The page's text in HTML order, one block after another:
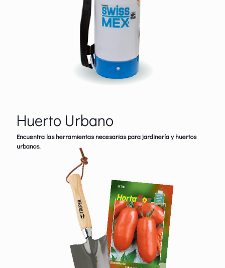
Huerto Urbano
Encuentra las herramientas necesarias para jardinería y huertos
urbanos.